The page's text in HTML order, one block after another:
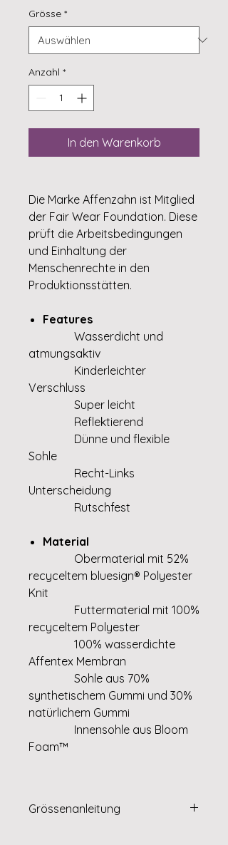
Grösse *
Anzahl *
In den Warenkorb
Die Marke Affenzahn ist Mitglied
der Fair Wear Foundation. Diese
prüft die Arbeitsbedingungen
und Einhaltung der
Menschenrechte in den
Produktionsstätten.
Features
Wasserdicht und
atmungsaktiv
Kinderleichter
Verschluss
Super leicht
Reflektierend
Dünne und flexible
Sohle
Recht-Links
Unterscheidung
Rutschfest
Material
Obermaterial mit 52%
recyceltem bluesign® Polyester
Knit
Futtermaterial mit 100%
recyceltem Polyester
100% wasserdichte
Affentex Membran
Sohle aus 70%
synthetischem Gummi und 30%
natürlichem Gummi
Innensohle aus Bloom
Foam™
Grössenanleitung